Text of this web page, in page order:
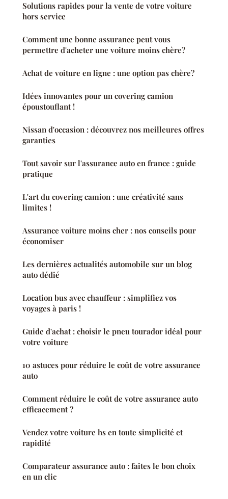
Solutions rapides pour la vente de votre voiture
hors service
Comment une bonne assurance peut vous
permettre d'acheter une voiture moins chère?
Achat de voiture en ligne : une option pas chère?
Idées innovantes pour un covering camion
époustouflant !
Nissan d'occasion : découvrez nos meilleures offres
garanties
Tout savoir sur l'assurance auto en france : guide
pratique
L'art du covering camion : une créativité sans
limites !
Assurance voiture moins cher : nos conseils pour
économiser
Les dernières actualités automobile sur un blog
auto dédié
Location bus avec chauffeur : simplifiez vos
voyages à paris !
Guide d'achat : choisir le pneu tourador idéal pour
votre voiture
10 astuces pour réduire le coût de votre assurance
auto
Comment réduire le coût de votre assurance auto
efficacement ?
Vendez votre voiture hs en toute simplicité et
rapidité
Comparateur assurance auto : faites le bon choix
en un clic